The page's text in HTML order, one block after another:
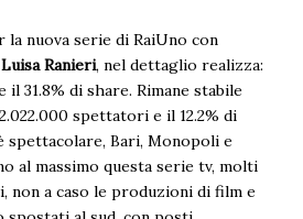
nuova serie di RaiUno con
Luisa Ranieri, nel dettaglio realizza:
31.8% di share. Rimane stabile
spettatori e il 12.2% di
spettacolare, Bari, Monopoli e
al massimo questa serie tv, molti
non a caso le produzioni di film e